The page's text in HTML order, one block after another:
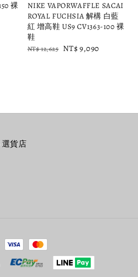
裸
NIKE VAPORWAFFLE SACAI
ROYAL FUCHSIA 解構 白藍
紅 增高鞋 US9 CV1363-100 裸
鞋
Regular
NT$ 12,625 Sale
NT$ 9,090
貨店